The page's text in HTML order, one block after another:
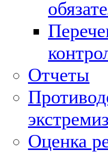
Отчеты
Оценка